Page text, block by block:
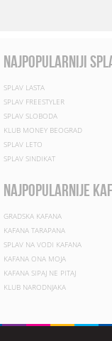
najpopularniji
SPLAV LASTA
SPLAV FREESTYLER
SPLAV SLOBODA
KLUB MONEY BEOGRAD
SPLAV LETO
SPLAV SINDIKAT
najpopularnije
GRADSKA KAFANA
KAFANA TARAPANA
SPLAV NA VODI KAFANA
KAFANA ONA MOJA
KAFANA SIPAJ NE PITAJ
KLUB NARODNJAKA